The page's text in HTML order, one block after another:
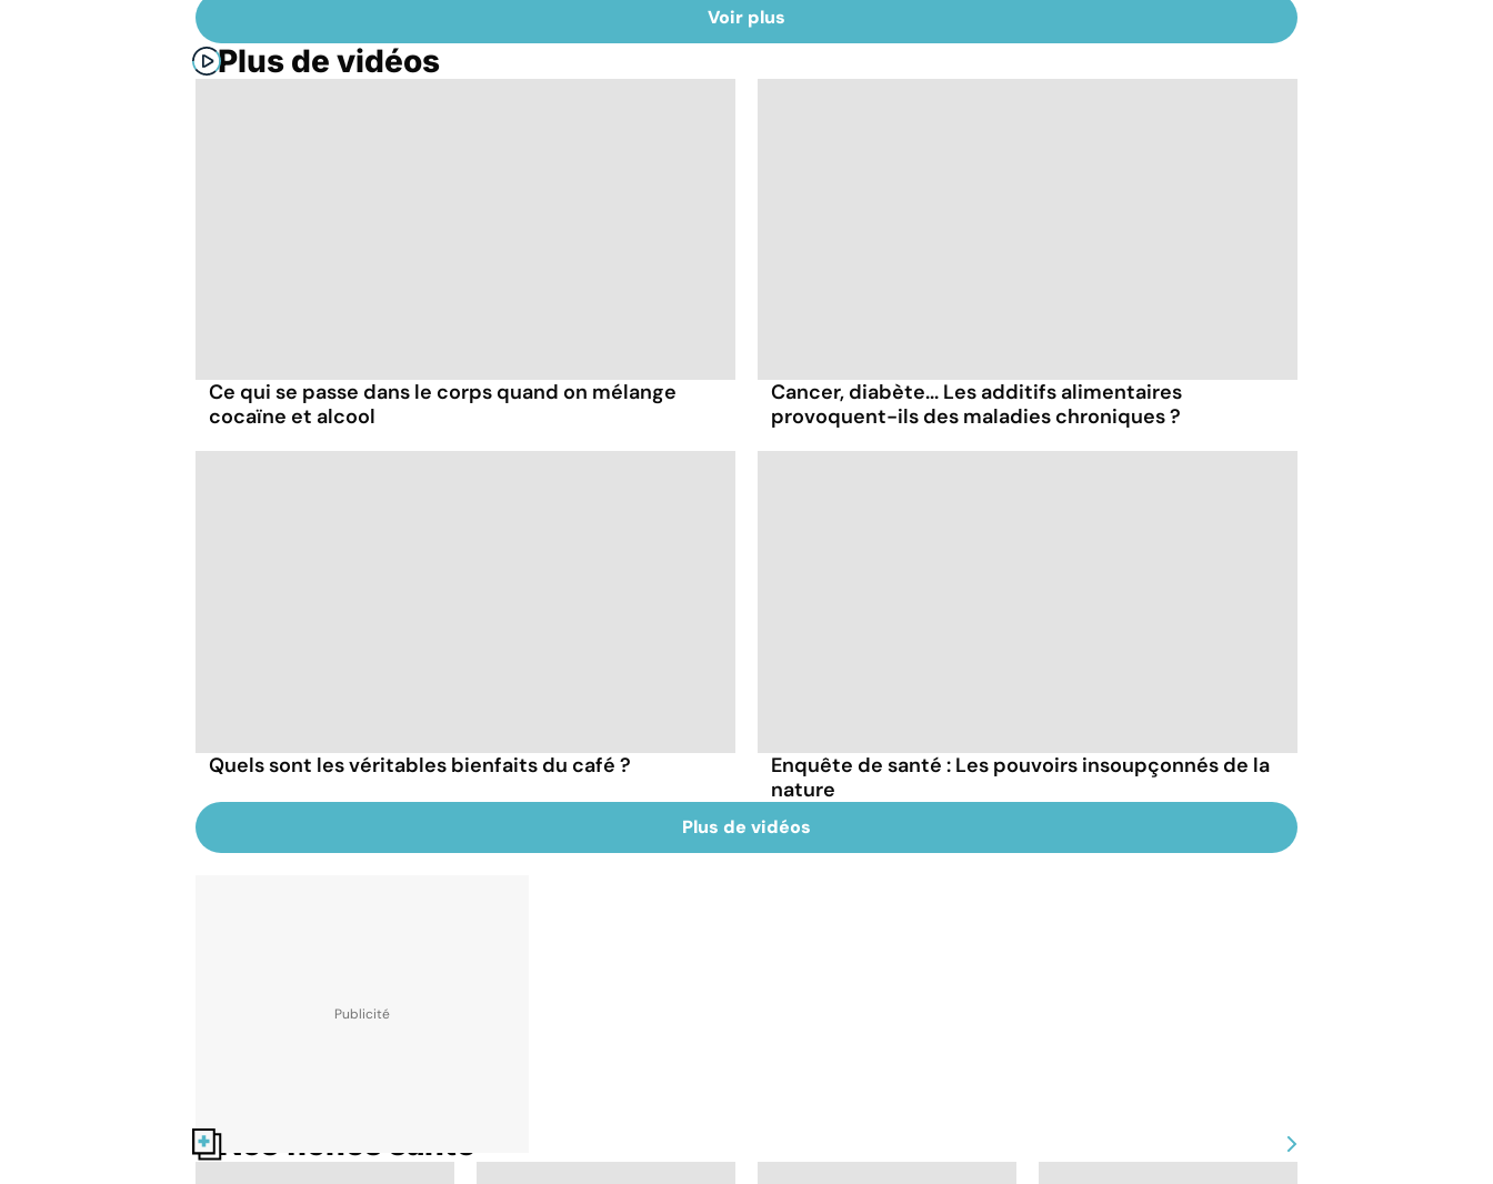
Voir plus
Plus de vidéos
Ce qui se passe dans le corps quand on mélange
cocaïne et alcool
Cancer, diabète... Les additifs alimentaires
provoquent-ils des maladies chroniques ?
Quels sont les véritables bienfaits du café ?
Enquête de santé : Les pouvoirs insoupçonnés de la
nature
Plus de vidéos
Nos fiches santé